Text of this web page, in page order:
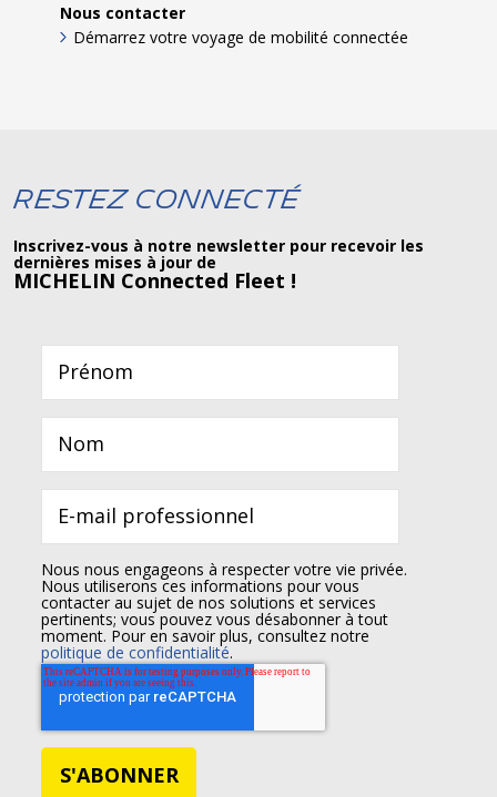
Nous contacter
Démarrez votre voyage de mobilité connectée
Restez connecté
Inscrivez-vous à notre newsletter pour recevoir les
dernières mises à jour de
MICHELIN Connected Fleet !
Nous nous engageons à respecter votre vie privée.
Nous utiliserons ces informations pour vous
contacter au sujet de nos solutions et services
pertinents; vous pouvez vous désabonner à tout
moment. Pour en savoir plus, consultez notre
politique de confidentialité.